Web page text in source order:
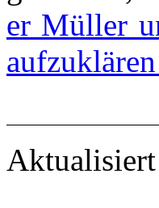
er Müller